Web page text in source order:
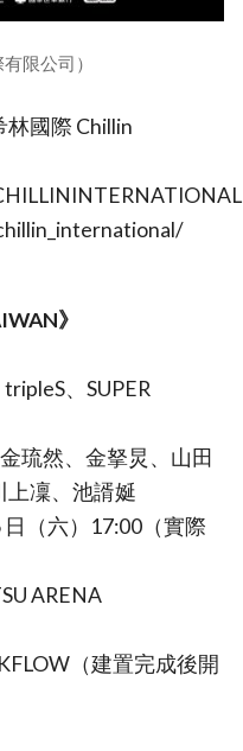
限公司）
國際 Chillin
》
、SUPER
琉然、金拏炅、山田
上凜、池諝娫
（六）17:00（實際
ARENA
（建置完成後開